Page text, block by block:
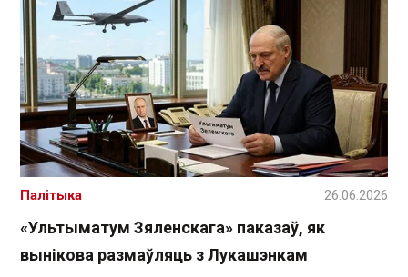
«Ультыматум Зяленскага» паказаў, як
вынікова размаўляць з Лукашэнкам
Палітыка 26.06.2026